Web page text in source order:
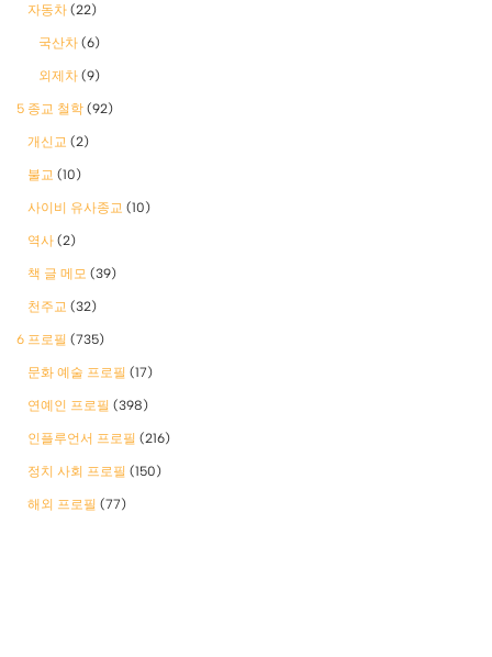
자동차 (22)
국산차 (6)
외제차 (9)
5 종교 철학 (92)
개신교 (2)
불교 (10)
사이비 유사종교 (10)
역사 (2)
책 글 메모 (39)
천주교 (32)
6 프로필 (735)
문화 예술 프로필 (17)
연예인 프로필 (398)
인플루언서 프로필 (216)
정치 사회 프로필 (150)
해외 프로필 (77)